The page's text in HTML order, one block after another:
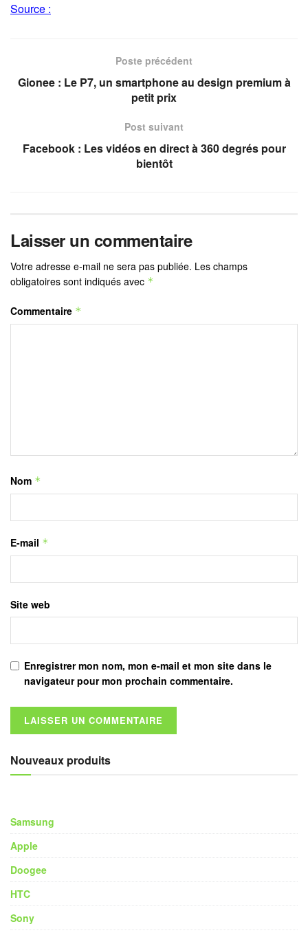
Source :
Poste précédent
Gionee : Le P7, un smartphone au design premium à
petit prix
Post suivant
Facebook : Les vidéos en direct à 360 degrés pour
bientôt
Laisser un commentaire
Votre adresse e-mail ne sera pas publiée. Les champs
obligatoires sont indiqués avec *
Commentaire *
Nom *
E-mail *
Site web
Enregistrer mon nom, mon e-mail et mon site dans le
navigateur pour mon prochain commentaire.
Nouveaux produits
Samsung
Apple
Doogee
HTC
Sony